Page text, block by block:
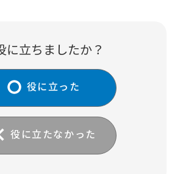
に立ちましたか？
役に立った
役に立たなかった